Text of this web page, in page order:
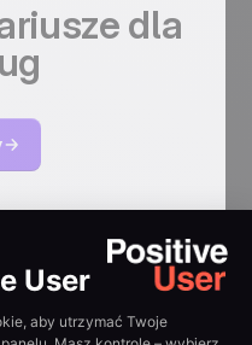
dla